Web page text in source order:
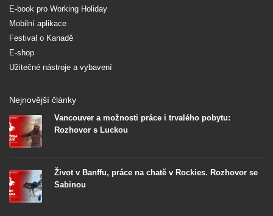
E-book pro Working Holiday
Mobilní aplikace
Festival o Kanadě
E-shop
Užitečné nástroje a vybavení
Nejnovější články
Vancouver a možnosti práce i trvalého pobytu:
Rozhovor s Luckou
Život v Banffu, práce na chatě v Rockies. Rozhovor se
Sabinou